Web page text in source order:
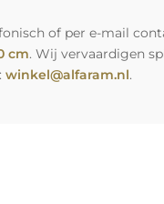
of per e-mail
cm. Wij vervaardigen
winkel@alfaram.nl.